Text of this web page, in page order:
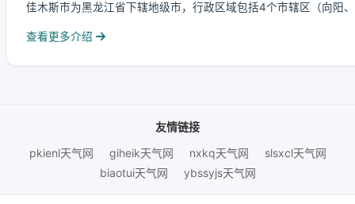
佳木斯市为黑龙江省下辖地级市，行政区域包括4个市辖区（向阳
查看更多介绍
友情链接
pkienl天气网
giheik天气网 nxkq天气网
slsxcl天气网
biaotui天气网
ybssyjs天气网